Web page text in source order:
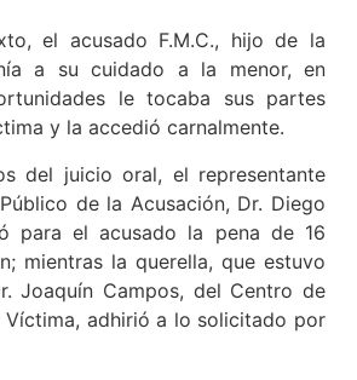
el acusado F.M.C., hijo de la
a su cuidado a la menor, en
le tocaba sus partes
y la accedió carnalmente.
del juicio oral, el representante
de la Acusación, Dr. Diego
para el acusado la pena de 16
mientras la querella, que estuvo
Joaquín Campos, del Centro de
Víctima, adhirió a lo solicitado por